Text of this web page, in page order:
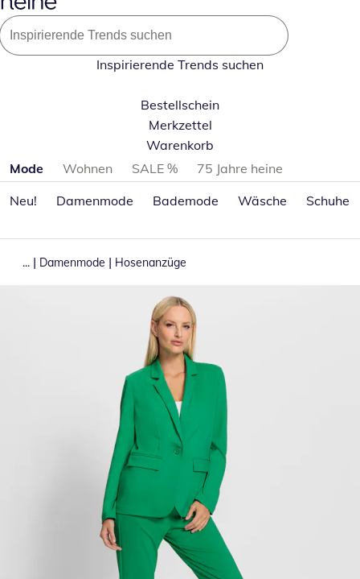
Inspirierende Trends suchen
Bestellschein
Merkzettel
Warenkorb
Produktkategorien überspringen
Mode Wohnen SALE %
75 Jahre heine
Neu!
Damenmode Bademode Wäsche Schuhe
... | Damenmode | Hosenanzüge